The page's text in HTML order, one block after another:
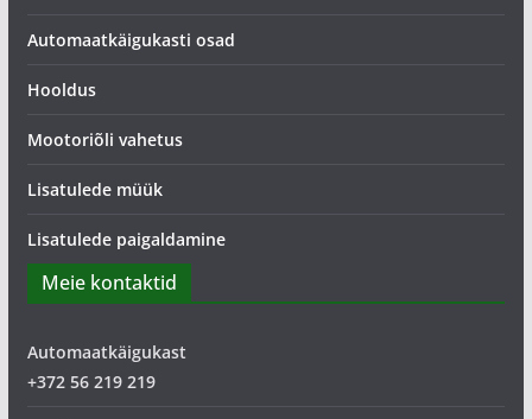
Automaatkäigukasti osad
Hooldus
Mootoriõli vahetus
Lisatulede müük
Lisatulede paigaldamine
Meie kontaktid
Automaatkäigukast
+372 56 219 219